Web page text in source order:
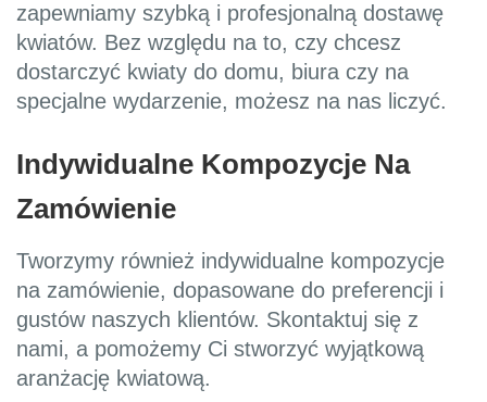
zapewniamy szybką i profesjonalną dostawę
kwiatów. Bez względu na to, czy chcesz
dostarczyć kwiaty do domu, biura czy na
specjalne wydarzenie, możesz na nas liczyć.
Indywidualne Kompozycje Na
Zamówienie
Tworzymy również indywidualne kompozycje
na zamówienie, dopasowane do preferencji i
gustów naszych klientów. Skontaktuj się z
nami, a pomożemy Ci stworzyć wyjątkową
aranżację kwiatową.